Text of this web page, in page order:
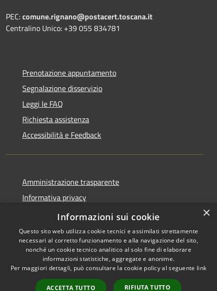
PEC:comune.rignano@postacert.toscana.it
Centralino Unico: +39 055 834781
Prenotazione appuntamento
Segnalazione disservizio
Leggi le FAQ
Richiesta assistenza
Accessibilità e Feedback
Amministrazione trasparente
Informativa privacy
Accessibilità
IBAN, CCP, fatturazione
elettronica e altri codici
×
Informazioni sui cookie
Questo sito web utilizza cookie tecnici e assimilati strettamente
necessari al corretto funzionamento e alla navigazione del sito,
nonché un cookie tecnico analitico al solo fine di elaborare
informazioni statistiche, aggregate e anonime.
Per maggiori dettagli, può consultare la cookie policy al seguente link
ACCETTA TUTTO RIFIUTA TUTTO